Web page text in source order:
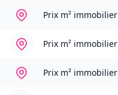
Prix m² immobilier
Prix m² immobilier
Prix m² immobilier